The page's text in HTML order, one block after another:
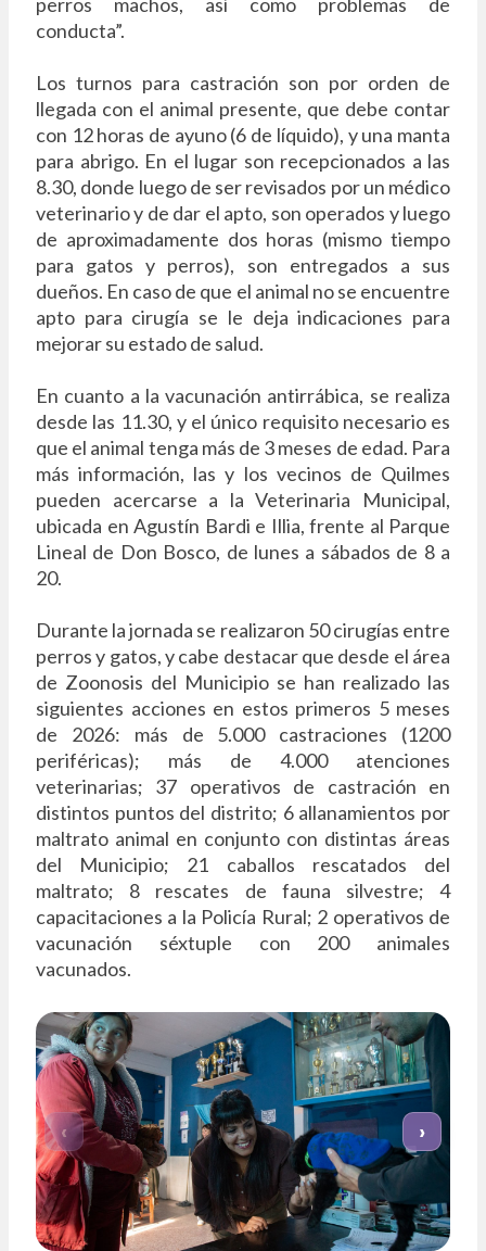
conducta”.
Los turnos para castración son por orden de
llegada con el animal presente, que debe contar
con 12 horas de ayuno (6 de líquido), y una manta
para abrigo. En el lugar son recepcionados a las
8.30, donde luego de ser revisados por un médico
veterinario y de dar el apto, son operados y luego
de aproximadamente dos horas (mismo tiempo
para gatos y perros), son entregados a sus
dueños. En caso de que el animal no se encuentre
apto para cirugía se le deja indicaciones para
mejorar su estado de salud.
En cuanto a la vacunación antirrábica, se realiza
desde las 11.30, y el único requisito necesario es
que el animal tenga más de 3 meses de edad. Para
más información, las y los vecinos de Quilmes
pueden acercarse a la Veterinaria Municipal,
ubicada en Agustín Bardi e Illia, frente al Parque
Lineal de Don Bosco, de lunes a sábados de 8 a
20.
Durante la jornada se realizaron 50 cirugías entre
perros y gatos, y cabe destacar que desde el área
de Zoonosis del Municipio se han realizado las
siguientes acciones en estos primeros 5 meses
de 2026: más de 5.000 castraciones (1200
periféricas); más de 4.000 atenciones
veterinarias; 37 operativos de castración en
distintos puntos del distrito; 6 allanamientos por
maltrato animal en conjunto con distintas áreas
del Municipio; 21 caballos rescatados del
maltrato; 8 rescates de fauna silvestre; 4
capacitaciones a la Policía Rural; 2 operativos de
vacunación séxtuple con 200 animales
vacunados.
‹ ›